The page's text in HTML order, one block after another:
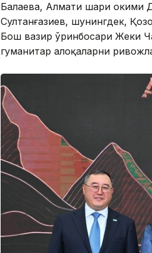
Балаева, Алмати шаҳри
Султанғазиев, шунингдек,
Бош вазир ўринбосари Жеки
гуманитар алоқаларни